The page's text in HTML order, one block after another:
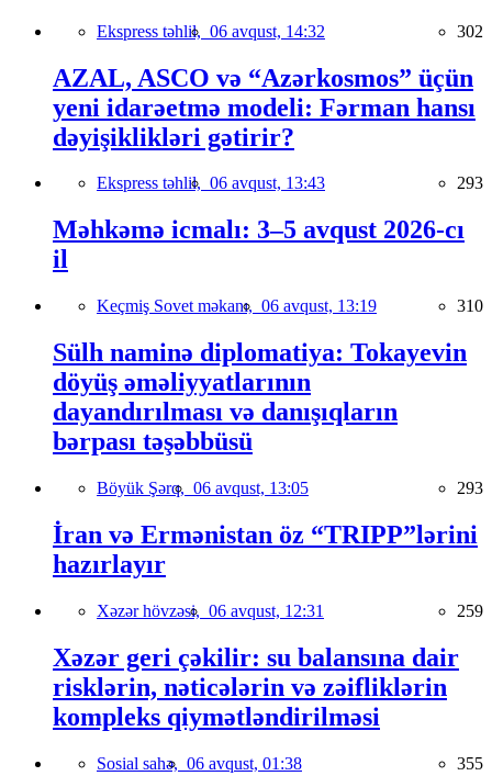
Ekspress təhlil, 06 avqust, 14:32 302
AZAL, ASCO və “Azərkosmos” üçün
yeni idarəetmə modeli: Fərman hansı
dəyişiklikləri gətirir?
Ekspress təhlil, 06 avqust, 13:43 293
Məhkəmə icmalı: 3–5 avqust 2026-cı
il
Keçmiş Sovet məkanı, 06 avqust, 13:19 310
Sülh naminə diplomatiya: Tokayevin
döyüş əməliyyatlarının
dayandırılması və danışıqların
bərpası təşəbbüsü
Böyük Şərq, 06 avqust, 13:05 293
İran və Ermənistan öz “TRIPP”lərini
hazırlayır
Xəzər hövzəsi, 06 avqust, 12:31 259
Xəzər geri çəkilir: su balansına dair
risklərin, nəticələrin və zəifliklərin
kompleks qiymətləndirilməsi
Sosial sahə, 06 avqust, 01:38 355